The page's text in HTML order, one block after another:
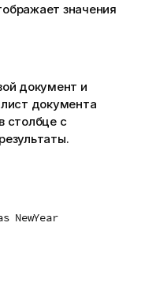
значения
документ и
документа
столбце с
NewYear